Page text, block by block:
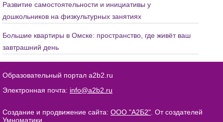
Развитие самостоятельности и инициативы у
дошкольников на физкультурных занятиях
Большие квартиры в Омске: пространство, где живёт ваш
завтрашний день
Образовательный портал a2b2.ru
Электронная почта: info@a2b2.ru
Создание и продвижение сайта: ООО "А2Б2" . От создателей
Умноматики